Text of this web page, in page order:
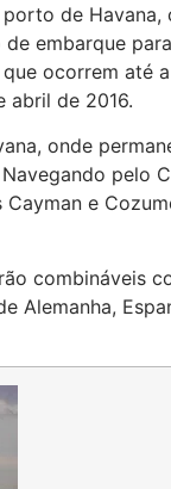
de Havana,
embarque
ocorrem até a
abril de 2016.
onde
pelo
e
combináveis
Alemanha,